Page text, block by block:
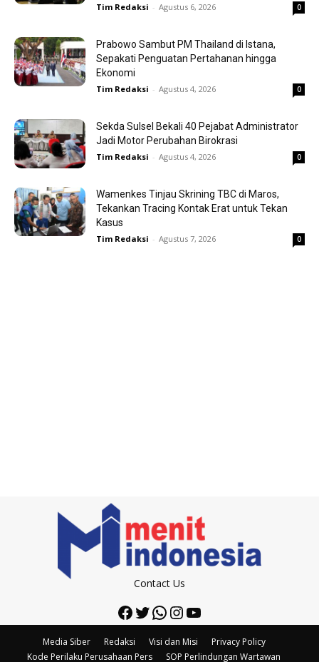
Tim Redaksi - Agustus 6, 2026 0
Prabowo Sambut PM Thailand di Istana,
Sepakati Penguatan Pertahanan hingga
Ekonomi
Tim Redaksi - Agustus 4, 2026 0
Sekda Sulsel Bekali 40 Pejabat Administrator
Jadi Motor Perubahan Birokrasi
Tim Redaksi - Agustus 4, 2026 0
Wamenkes Tinjau Skrining TBC di Maros,
Tekankan Tracing Kontak Erat untuk Tekan
Kasus
Tim Redaksi - Agustus 7, 2026 0
Contact Us
Facebook
Twitter
WhatsApp
Instagram
YouTube
Media Siber Redaksi Visi dan Misi
Privacy Policy
Kode Perilaku Perusahaan Pers
SOP Perlindungan Wartawan